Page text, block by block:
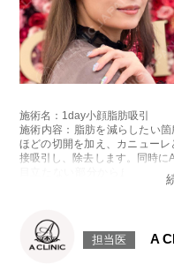
施術名：1day小顔脂肪吸引
施術内容：脂肪を減らしたい
ほどの切開を加え、カニュー
接吸引し、除去します。同時
目立たない部分から皮下へ挿
感などが術後一時的に生じる
染症、左右差、施術箇所の知
担当医 A